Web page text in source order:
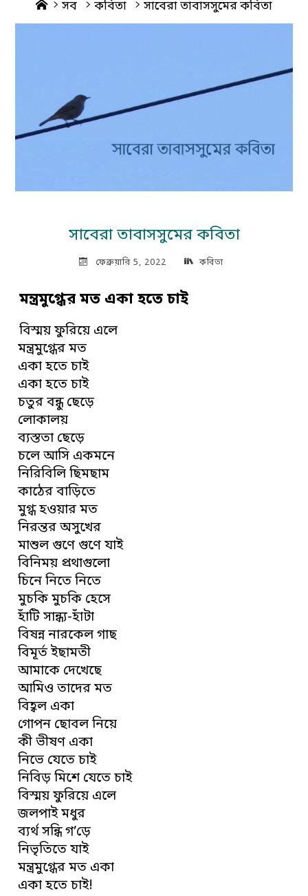
Home
সব কবিতা সাবেরা তাবাসসুমের কবিতা
সাবেরা তাবাসসুমের কবিতা
ফেব্রুয়ারি 5, 2022 কবিতা
মন্ত্রমুগ্ধের মত একা হতে চাই
বিস্ময় ফুরিয়ে এলে
মন্ত্রমুগ্ধের মত
একা হতে চাই
একা হতে চাই
চতুর বন্ধু ছেড়ে
লোকালয়
ব্যস্ততা ছেড়ে
চলে আসি একমনে
নিরিবিলি ছিমছাম
কাঠের বাড়িতে
মুগ্ধ হওয়ার মত
নিরন্তর অসুখের
মাশুল গুণে গুণে যাই
বিনিময় প্রথাগুলো
চিনে নিতে নিতে
মুচকি মুচকি হেসে
হাঁটি সান্ধ্য-হাঁটা
বিষন্ন নারকেল গাছ
বিমূর্ত ইছামতী
আমাকে দেখেছে
আমিও তাদের মত
বিহ্বল একা
গোপন ছোবল নিয়ে
কী ভীষণ একা
নিভে যেতে চাই
নিবিড় মিশে যেতে চাই
বিস্ময় ফুরিয়ে এলে
জলপাই মধুর
ব্যর্থ সন্ধি গ’ড়ে
নিভৃতিতে যাই
মন্ত্রমুগ্ধের মত একা
একা হতে চাই!